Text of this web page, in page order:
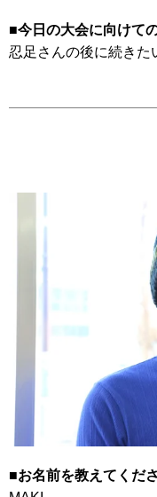
■今日の大会に向けて
忍足さんの後に続きた
■お名前を教えてくださ